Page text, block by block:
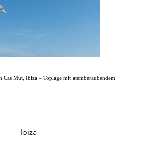
Mut, Ibiza – Toplage mit atemberaubendem
Ibiza